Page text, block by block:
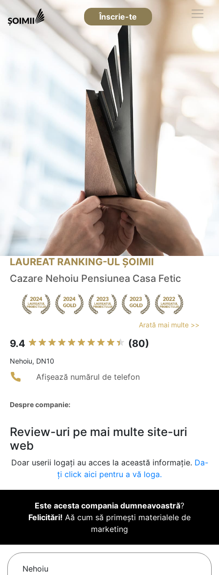
Înscrie-te
LAUREAT RANKING-UL ȘOIMII
Cazare Nehoiu Pensiunea Casa Fetic
Arată mai multe >>
9.4 (80)
Nehoiu, DN10
Afișează numărul de telefon
Despre companie:
Review-uri pe mai multe site-uri
web
Doar userii logați au acces la această informație. Da-
ți click aici pentru a vă loga.
Este acesta compania dumneavoastră?
Felicitări! Aă cum să primești materialele de
marketing
Nehoiu